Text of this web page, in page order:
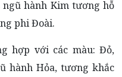
hành Kim tương hỗ
phi Đoài.
hợp với các màu: Đỏ,
hành Hỏa, tương khắc